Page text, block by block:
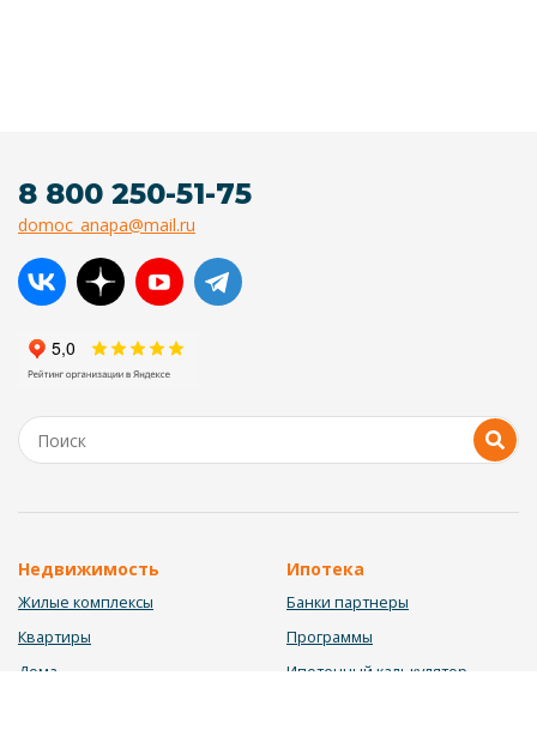
8 800 250-51-75
domoc_anapa@mail.ru
Недвижимость
Жилые комплексы
Квартиры
Дома
Ипотека
Банки партнеры
Программы
Ипотечный калькулятор